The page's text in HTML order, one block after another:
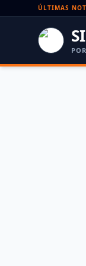
ÚLTIMAS
Paritaria UOM